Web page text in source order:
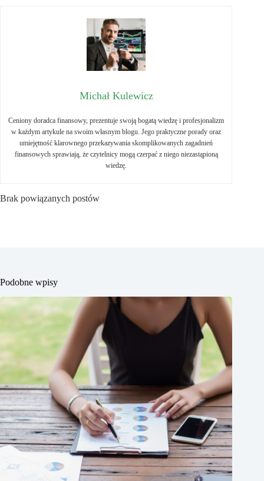
Michał Kulewicz
Ceniony doradca finansowy, prezentuje swoją bogatą wiedzę i profesjonalizm
w każdym artykule na swoim własnym blogu. Jego praktyczne porady oraz
umiejętność klarownego przekazywania skomplikowanych zagadnień
finansowych sprawiają, że czytelnicy mogą czerpać z niego niezastąpioną
wiedzę.
Brak powiązanych postów
Podobne wpisy